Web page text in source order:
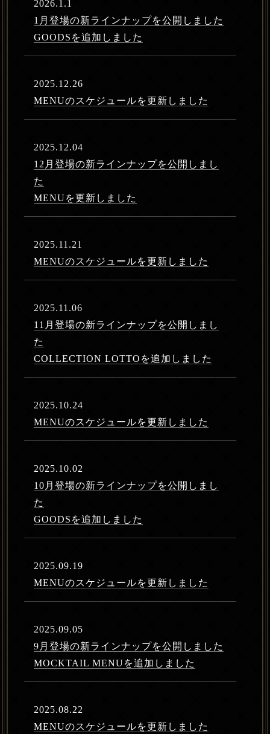
2026.1.1
1月登場の新ラインナップを公開しました
GOODSを追加しました
2025.12.26
MENUのスケジュールを更新しました
2025.12.04
12月登場の新ラインナップを公開しまし
た
MENUを更新しました
2025.11.21
MENUのスケジュールを更新しました
2025.11.06
11月登場の新ラインナップを公開しまし
た
COLLECTION LOTTOを追加しました
2025.10.24
MENUのスケジュールを更新しました
2025.10.02
10月登場の新ラインナップを公開しまし
た
GOODSを追加しました
2025.09.19
MENUのスケジュールを更新しました
2025.09.05
9月登場の新ラインナップを公開しました
MOCKTAIL MENUを追加しました
2025.08.22
MENUのスケジュールを更新しました